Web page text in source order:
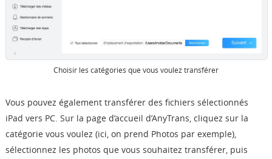
Choisir les catégories que vous voulez transférer
Vous pouvez également transférer des fichiers sélectionnés
iPad vers PC. Sur la page d’accueil d’AnyTrans, cliquez sur la
catégorie vous voulez (ici, on prend Photos par exemple),
sélectionnez les photos que vous souhaitez transférer, puis